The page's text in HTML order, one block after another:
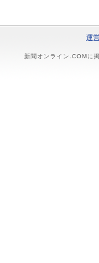
運
新聞オンライン.COMに